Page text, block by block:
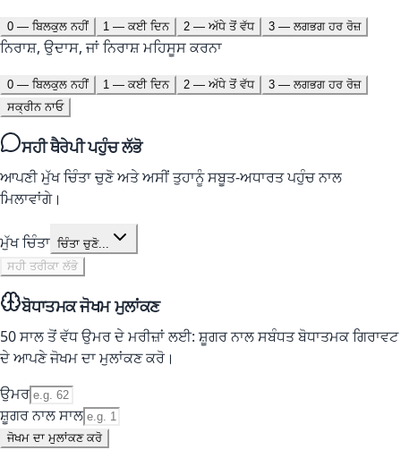
0 — ਬਿਲਕੁਲ ਨਹੀਂ 1 — ਕਈ ਦਿਨ 2 — ਅੱਧੇ ਤੋਂ ਵੱਧ 3 — ਲਗਭਗ ਹਰ ਰੋਜ਼
ਨਿਰਾਸ਼, ਉਦਾਸ, ਜਾਂ ਨਿਰਾਸ਼ ਮਹਿਸੂਸ ਕਰਨਾ
0 — ਬਿਲਕੁਲ ਨਹੀਂ 1 — ਕਈ ਦਿਨ 2 — ਅੱਧੇ ਤੋਂ ਵੱਧ 3 — ਲਗਭਗ ਹਰ ਰੋਜ਼
ਸਕ੍ਰੀਨ ਨਾਓ
ਸਹੀ ਥੈਰੇਪੀ ਪਹੁੰਚ ਲੱਭੋ
ਆਪਣੀ ਮੁੱਖ ਚਿੰਤਾ ਚੁਣੋ ਅਤੇ ਅਸੀਂ ਤੁਹਾਨੂੰ ਸਬੂਤ-ਅਧਾਰਤ ਪਹੁੰਚ ਨਾਲ
ਮਿਲਾਵਾਂਗੇ।
ਮੁੱਖ ਚਿੰਤਾ ਚਿੰਤਾ ਚੁਣੋ...
ਸਹੀ ਤਰੀਕਾ ਲੱਭੋ
ਬੋਧਾਤਮਕ ਜੋਖਮ ਮੁਲਾਂਕਣ
50 ਸਾਲ ਤੋਂ ਵੱਧ ਉਮਰ ਦੇ ਮਰੀਜ਼ਾਂ ਲਈ: ਸ਼ੂਗਰ ਨਾਲ ਸਬੰਧਤ ਬੋਧਾਤਮਕ ਗਿਰਾਵਟ
ਦੇ ਆਪਣੇ ਜੋਖਮ ਦਾ ਮੁਲਾਂਕਣ ਕਰੋ।
ਉਮਰ
ਸ਼ੂਗਰ ਨਾਲ ਸਾਲ
ਜੋਖਮ ਦਾ ਮੁਲਾਂਕਣ ਕਰੋ